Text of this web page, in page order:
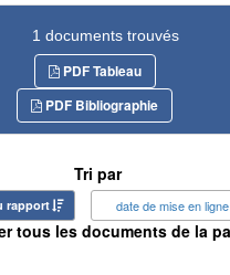
1 documents trouvés
PDF Tableau
PDF Bibliographie
Tri par
rapport date de mise en ligne
tous les documents de la